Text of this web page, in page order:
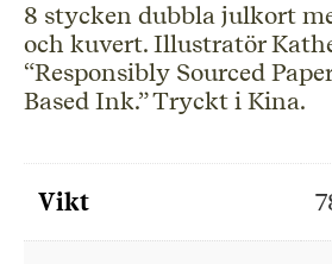
8 stycken dubbla julkort
och kuvert. Illustratör
“Responsibly Sourced
Based Ink.” Tryckt i Kina.
Vikt